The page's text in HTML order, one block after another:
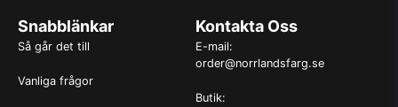
Snabblänkar
Så går det till
Vanliga frågor
Kontakta Oss
E-mail:
order@norrlandsfarg.se
Butik: